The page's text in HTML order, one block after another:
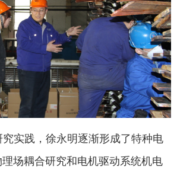
实践，徐永明逐渐形成了特种电
场耦合研究和电机驱动系统机电